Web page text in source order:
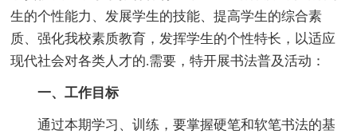
生的个性能力、发展学生的技能、提高学生的综合素
质、强化我校素质教育，发挥学生的个性特长，以适应
现代社会对各类人才的.需要，特开展书法普及活动：
一、工作目标
通过本期学习、训练，要掌握硬笔和软笔书法的基